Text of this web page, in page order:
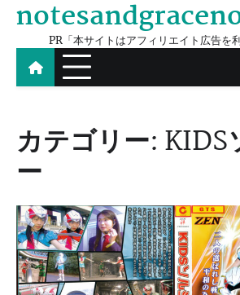
Skip
contentPR「本サイトはアフィリエイト広告を
カテゴリー: KIDS
ー